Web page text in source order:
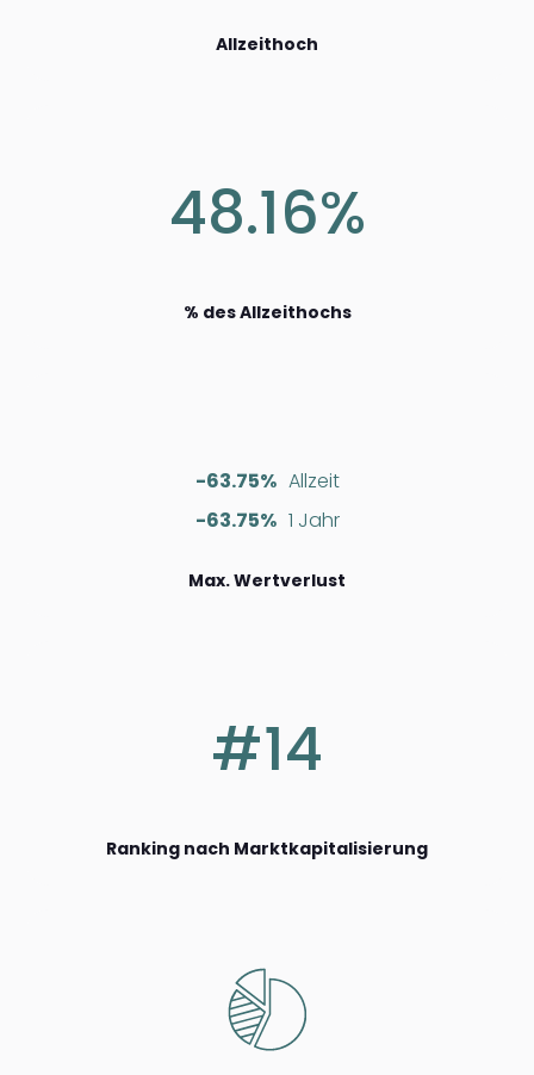
Allzeithoch
48.16%
% des Allzeithochs
-63.75% Allzeit
-63.75% 1 Jahr
Max. Wertverlust
#14
Ranking nach Marktkapitalisierung